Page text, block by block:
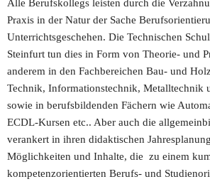
Alle Berufskollegs leisten durch die
Praxis in der Natur der Sache
Unterrichtsgeschehen. Die Technischen
Steinfurt tun dies in Form von Theorie- und
anderem in den Fachbereichen Bau- und
Technik, Informationstechnik, Metalltechnik
sowie in berufsbildenden Fächern wie
ECDL-Kursen etc.. Aber auch die
verankert in ihren didaktischen
Möglichkeiten und Inhalte, die  zu einem
kompetenzorientierten Berufs- und